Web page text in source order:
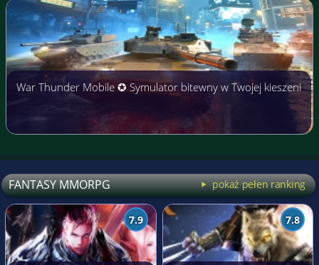
War Thunder Mobile ✪ Symulator bitewny w Twojej kieszeni
FANTASY MMORPG pokaż pełen ranking
7.9 7.8